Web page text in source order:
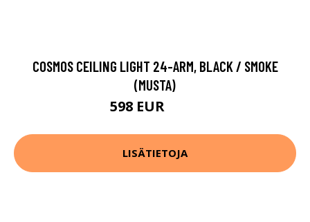
COSMOS CEILING LIGHT 24-ARM, BLACK / SMOKE
(MUSTA)
598 EUR
LISÄTIETOJA